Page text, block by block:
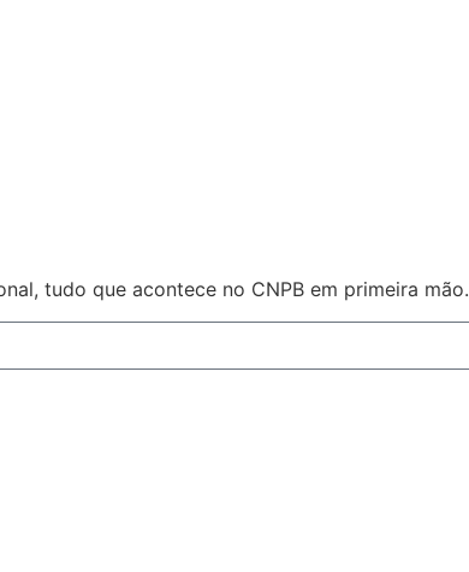
tudo que acontece no CNPB em primeira mão.